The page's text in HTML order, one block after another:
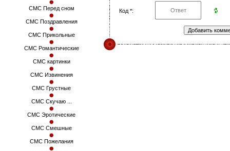
СМС Перед сном
СМС Поздравления
СМС Прикольные
СМС Романтические
СМС картинки
СМС Извинения
СМС Грустные
СМС Скучаю ...
СМС Эротические
СМС Смешные
СМС Пожелания
Код *: